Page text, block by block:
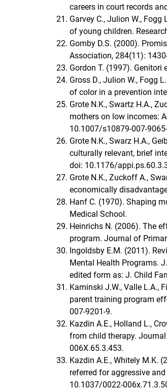
careers in court records
Garvey C., Julion W.,
of young children.
Gomby D.S. (2000).
Association, 284(11):
Gordon T. (1997).
Gross D., Julion W., Fogg
of color in a prevention
Grote N.K., Swartz H.A.,
mothers on low incomes:
10.1007/s10879-007-
Grote N.K., Swarz H.A.,
culturally relevant, brief
doi: 10.1176/
Grote N.K., Zuckoff A.,
economically
Hanf C. (1970). Shaping
Medical School.
Heinrichs N. (2006). The
program. Journal of
Ingoldsby E.M. (2011).
Mental Health Programs.
edited form as: J. Child
Kaminski J.W., Valle L.A.,
parent training program
007-9201-9.
Kazdin A.E., Holland L.,
from child therapy.
006X.65.3.453.
Kazdin A.E., Whitely M.K.
referred for aggressive
10.1037/0022-